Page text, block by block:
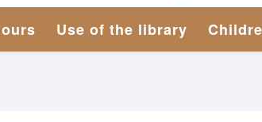
Use of the library